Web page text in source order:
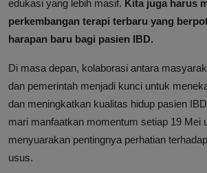
edukasi yang lebih masif. Kita juga harus
perkembangan terapi terbaru yang
harapan baru bagi pasien IBD.
Di masa depan, kolaborasi antara
dan pemerintah menjadi kunci untuk
dan meningkatkan kualitas hidup pasien
mari manfaatkan momentum setiap 19 Mei
menyuarakan pentingnya perhatian
usus.